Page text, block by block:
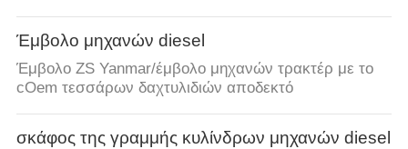
Έμβολο μηχανών diesel
Έμβολο ZS Yanmar/έμβολο μηχανών τρακτέρ με το
cOem τεσσάρων δαχτυλιδιών αποδεκτό
σκάφος της γραμμής κυλίνδρων μηχανών diesel